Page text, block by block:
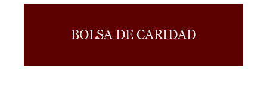
BOLSA DE CARIDAD